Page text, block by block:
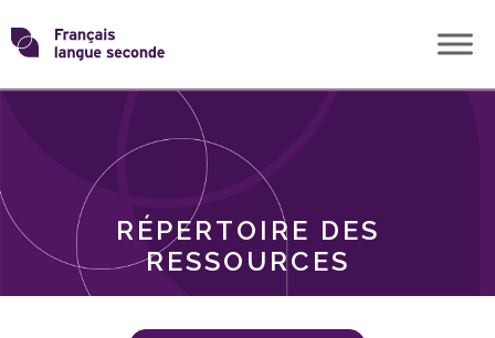
Skip
toTransformons
langue
RÉPERTOIRE DES
RESSOURCES
THÈMES